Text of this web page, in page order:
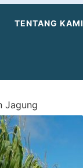
TENTANG KAMI
Jagung